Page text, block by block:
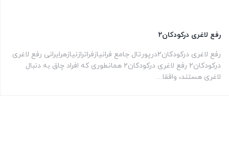
رفع لاغری درکودکان۲
رفع لاغری درکودکان۲درپورتال جامع فرانیازفراترازنیازهرایرانی رفع لاغری
درکودکان۲ رفع لاغری درکودکان۲ همانطوری که افراد چاق به دنبال
لاغری هستند، واققا…